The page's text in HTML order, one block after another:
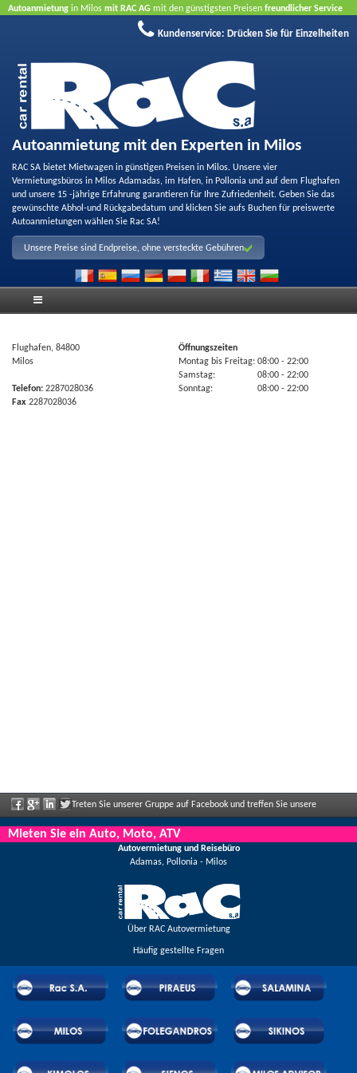
Autoanmietung in Milos mit RAC AG mit den günstigsten Preisen freundlicher Service
Buchen Sie jetzt, profitieren Sie von unseren Angeboten
Kundenservice: Drücken Sie für Einzelheiten
Autoanmietung mit den Experten in Milos
RAC SA bietet Mietwagen in günstigen Preisen in Milos. Unsere vier
Vermietungsbüros in Milos Adamadas, im Hafen, in Pollonia und auf dem Flughafen
und unsere 15 -jährige Erfahrung garantieren für Ihre Zufriedenheit. Geben Sie das
gewünschte Abhol-und Rückgabedatum und klicken Sie aufs Buchen für preiswerte
Autoanmietungen wählen Sie Rac SA!
Unsere Preise sind Endpreise, ohne versteckte Gebühren
Flughafen, 84800
Milos
Telefon: 2287028036
Fax 2287028036
Öffnungszeiten
Montag bis Freitag: 08:00 - 22:00
Samstag:
08:00 - 22:00
Sonntag:
08:00 - 22:00
Treten Sie unserer Gruppe auf Facebook und treffen Sie unsere
Mitarbeiter, sagen Sie uns Ihre Meinung und genießen Sie große Rabatte und
Angebote, die regelmäßig bekannt gegeben werden.
Mieten Sie ein Auto, Moto, ATV
Autovermietung und Reisebüro
Adamas, Pollonia - Milos
Über RAC Autovermietung
Häufig gestellte Fragen